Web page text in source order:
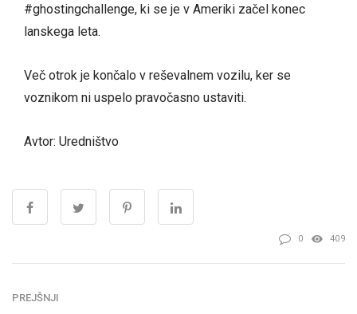
#ghostingchallenge, ki se je v Ameriki začel konec
lanskega leta.
Več otrok je končalo v reševalnem vozilu, ker se
voznikom ni uspelo pravočasno ustaviti.
Avtor: Uredništvo
0 409
PREJŠNJI